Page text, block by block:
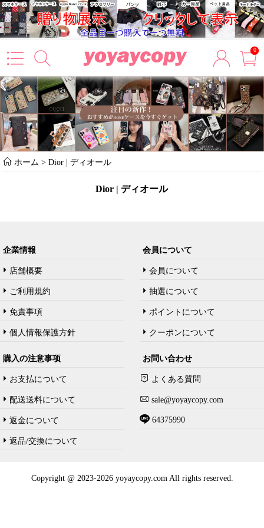
0
ホーム >Dior | ディオール
Dior | ディオール
企業情報
店舗概要
ご利用規約
免責事項
個人情報保護方針
会員について
会員について
抽選について
ポイントについて
クーポンについて
購入の注意事项
お支払について
配送送料について
返金について
返品/交換について
お問い合わせ
よくある質問
sale@yoyaycopy.com
64375990
Copyright @ 2023-2026 yoyaycopy.com All rights reserved.